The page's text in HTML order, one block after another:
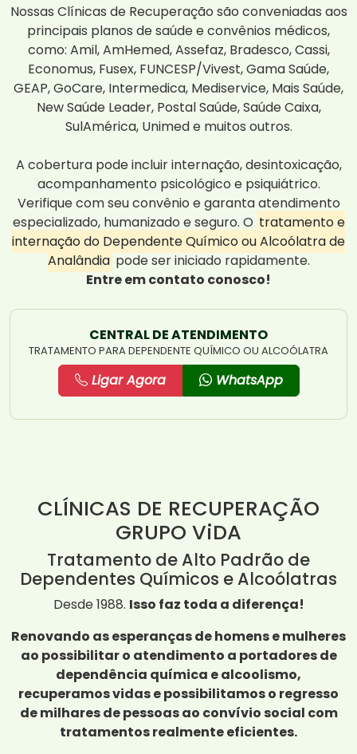
Nossas Clínicas de Recuperação são conveniadas aos
principais planos de saúde e convênios médicos,
como: Amil, AmHemed, Assefaz, Bradesco, Cassi,
Economus, Fusex, FUNCESP/Vivest, Gama Saúde,
GEAP, GoCare, Intermedica, Mediservice, Mais Saúde,
New Saúde Leader, Postal Saúde, Saúde Caixa,
SulAmérica, Unimed e muitos outros.
A cobertura pode incluir internação, desintoxicação,
acompanhamento psicológico e psiquiátrico.
Verifique com seu convênio e garanta atendimento
especializado, humanizado e seguro. O tratamento e
internação do Dependente Químico ou Alcoólatra de
Analândia pode ser iniciado rapidamente.
Entre em contato conosco!
CENTRAL DE ATENDIMENTO
TRATAMENTO PARA DEPENDENTE QUÍMICO OU ALCOÓLATRA
Ligar Agora WhatsApp
CLÍNICAS DE RECUPERAÇÃO
GRUPO ViDA
Tratamento de Alto Padrão de
Dependentes Químicos e Alcoólatras
Desde 1988. Isso faz toda a diferença!
Renovando as esperanças de homens e mulheres
ao possibilitar o atendimento a portadores de
dependência química e alcoolismo,
recuperamos vidas e possibilitamos o regresso
de milhares de pessoas ao convívio social com
tratamentos realmente eficientes.